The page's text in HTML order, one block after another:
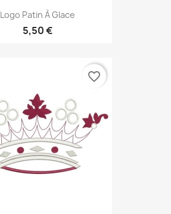
Logo Patin À Glace
5,50 €
favorite_border